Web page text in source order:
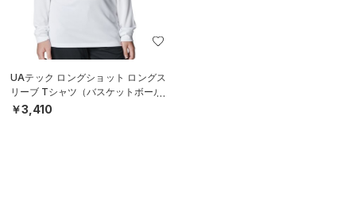
UAテック ロングショット ロングス
リーブ Tシャツ（バスケットボール/
BOYS）
￥3,410